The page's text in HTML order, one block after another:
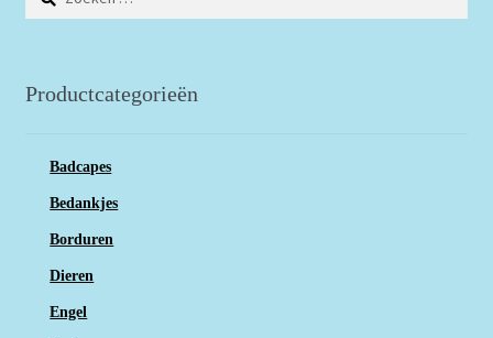
naar:
Productcategorieën
Badcapes
Bedankjes
Borduren
Dieren
Engel